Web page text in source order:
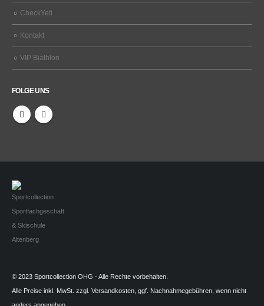
CheckYeti
Kontakt
VIP Biathlon
FOLGE UNS
© 2023 Sportcollection OHG - Alle Rechte vorbehalten.
Alle Preise inkl. MwSt. zzgl. Versandkosten, ggf. Nachnahmegebühren, wenn nicht